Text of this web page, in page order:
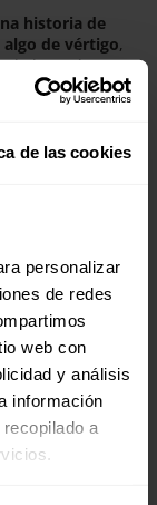
de las cookies
personalizar
de redes
web con
y análisis
información
a
historia de
de vértigo,
de los países
nuestras
explica
y el